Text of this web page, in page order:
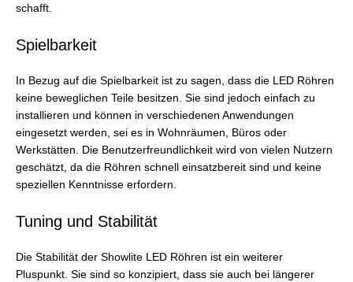
schafft.
Spielbarkeit
In Bezug auf die Spielbarkeit ist zu sagen, dass die LED Röhren
keine beweglichen Teile besitzen. Sie sind jedoch einfach zu
installieren und können in verschiedenen Anwendungen
eingesetzt werden, sei es in Wohnräumen, Büros oder
Werkstätten. Die Benutzerfreundlichkeit wird von vielen Nutzern
geschätzt, da die Röhren schnell einsatzbereit sind und keine
speziellen Kenntnisse erfordern.
Tuning und Stabilität
Die Stabilität der Showlite LED Röhren ist ein weiterer
Pluspunkt. Sie sind so konzipiert, dass sie auch bei längerer